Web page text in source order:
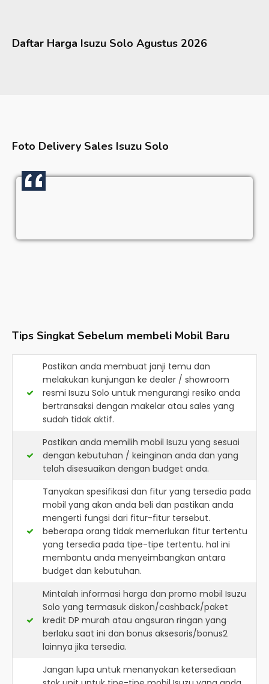
Daftar Harga Isuzu Solo Agustus 2026
Foto Delivery Sales Isuzu Solo
Tips Singkat Sebelum membeli Mobil Baru
Pastikan anda membuat janji temu dan
melakukan kunjungan ke dealer / showroom
resmi Isuzu Solo untuk mengurangi resiko anda
bertransaksi dengan makelar atau sales yang
sudah tidak aktif.
Pastikan anda memilih mobil Isuzu yang sesuai
dengan kebutuhan / keinginan anda dan yang
telah disesuaikan dengan budget anda.
Tanyakan spesifikasi dan fitur yang tersedia pada
mobil yang akan anda beli dan pastikan anda
mengerti fungsi dari fitur-fitur tersebut.
beberapa orang tidak memerlukan fitur tertentu
yang tersedia pada tipe-tipe tertentu. hal ini
membantu anda menyeimbangkan antara
budget dan kebutuhan.
Mintalah informasi harga dan promo mobil Isuzu
Solo yang termasuk diskon/cashback/paket
kredit DP murah atau angsuran ringan yang
berlaku saat ini dan bonus aksesoris/bonus2
lainnya jika tersedia.
Jangan lupa untuk menanyakan ketersediaan